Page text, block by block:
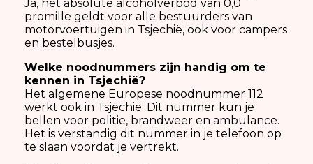
Ja, het absolute alcoholverbod van 0,0
promille geldt voor alle bestuurders van
motorvoertuigen in Tsjechië, ook voor campers
en bestelbusjes.
Welke noodnummers zijn handig om te
kennen in Tsjechië?
Het algemene Europese noodnummer 112
werkt ook in Tsjechië. Dit nummer kun je
bellen voor politie, brandweer en ambulance.
Het is verstandig dit nummer in je telefoon op
te slaan voordat je vertrekt.